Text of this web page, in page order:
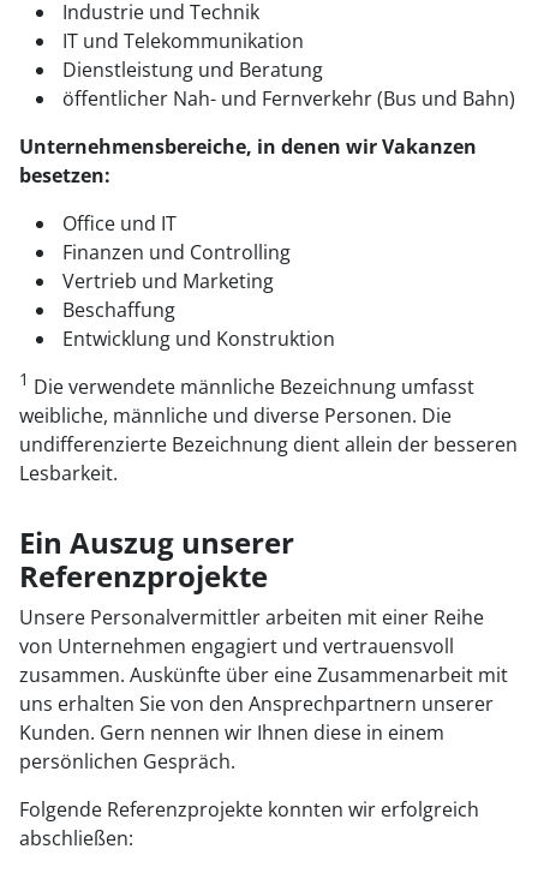
Industrie und Technik
IT und Telekommunikation
Dienstleistung und Beratung
öffentlicher Nah- und Fernverkehr (Bus und Bahn)
Unternehmensbereiche, in denen wir Vakanzen
besetzen:
Office und IT
Finanzen und Controlling
Vertrieb und Marketing
Beschaffung
Entwicklung und Konstruktion
1 Die verwendete männliche Bezeichnung umfasst
weibliche, männliche und diverse Personen. Die
undifferenzierte Bezeichnung dient allein der besseren
Lesbarkeit.
Ein Auszug unserer
Referenzprojekte
Unsere Personalvermittler arbeiten mit einer Reihe
von Unternehmen engagiert und vertrauensvoll
zusammen. Auskünfte über eine Zusammenarbeit mit
uns erhalten Sie von den Ansprechpartnern unserer
Kunden. Gern nennen wir Ihnen diese in einem
persönlichen Gespräch.
Folgende Referenzprojekte konnten wir erfolgreich
abschließen: